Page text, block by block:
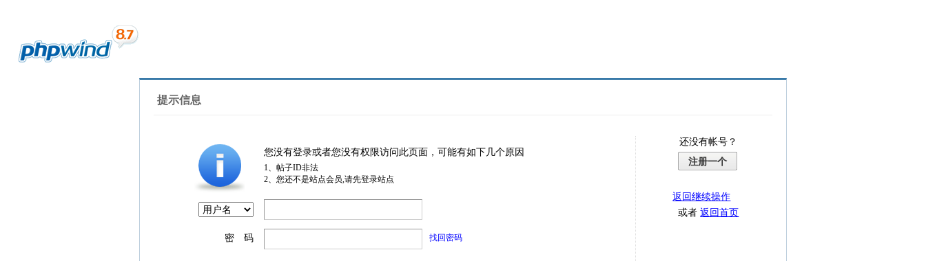
提示信息
您没有登录或者您没有权限访问此页面，可能有如下几个原因
1、帖子ID非法
2、您还不是站点会员,请先登录站点
密 码 找回密码
还没有帐号？
注册一个
返回继续操作
或者返回首页